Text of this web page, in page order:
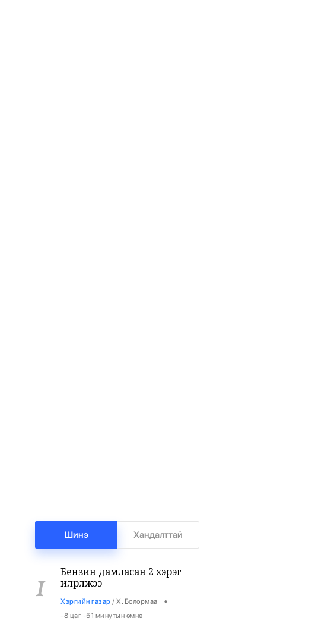
Шинэ Хандалттай
1
Бензин дамласан 2 хэрэг
илрүүлжээ
Хэргийн газар / Х. Болормаа •
-8 цаг -51 минутын өмнө